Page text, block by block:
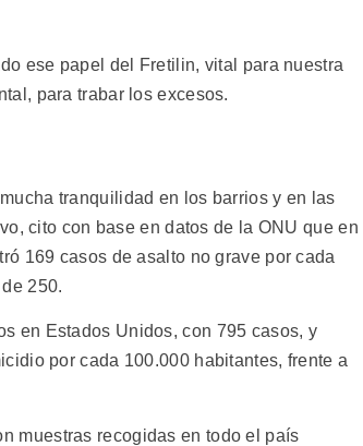
ese papel del Fretilin, vital para nuestra
para trabar los excesos.
tranquilidad en los barrios y en las
cito con base en datos de la ONU que en
169 casos de asalto no grave por cada
250.
en Estados Unidos, con 795 casos, y
por cada 100.000 habitantes, frente a
muestras recogidas en todo el país